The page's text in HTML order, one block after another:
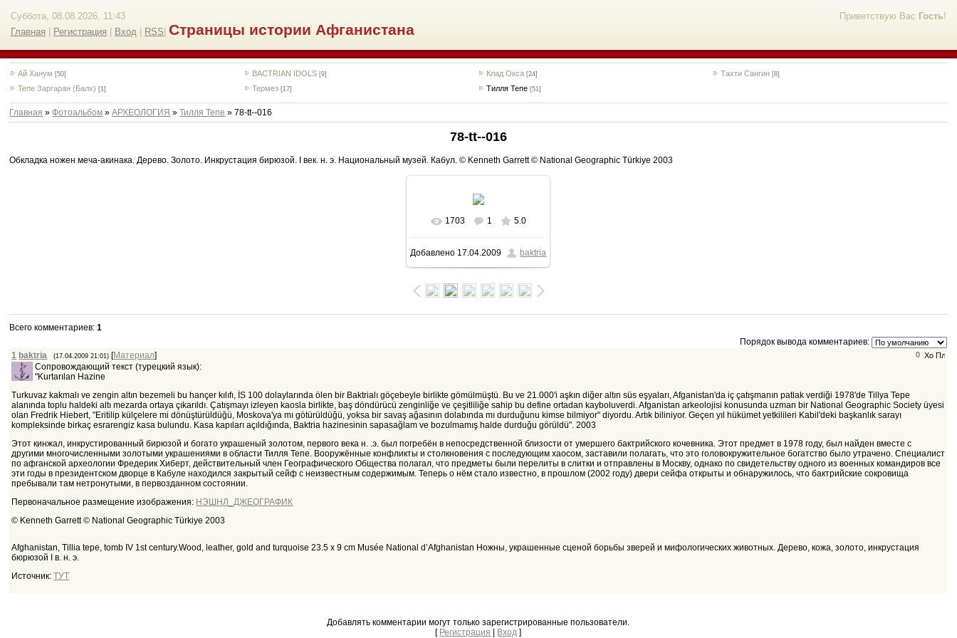
Приветствую Вас Гость!
Суббота, 08.08.2026, 11:43
Главная
Регистрация Вход RSS Страницы истории Афганистана
Ай Ханум [50] BACTRIAN IDOLS [9] Клад Окса [24] Тахти Сангин [8]
Тепе Заргаран (Балх) [1] Термез [17] Тилля Тепе [51]
Главная »Фотоальбом »АРХЕОЛОГИЯ »Тилля Тепе » 78-tt--016
78-tt--016
Обкладка ножен меча-акинака. Дерево. Золото. Инкрустация бирюзой. I век. н. э. Национальный музей. Кабул. © Kenneth Garrett © National Geographic Türkiye 2003
В реальном размере
1012x792/ 125.0Kb
1703 1 5.0
Добавлено 17.04.2009 baktria
Всего комментариев:1
Порядок вывода комментариев:
0
1 baktria (17.04.2009 21:01) [Материал]
Сопровождающий текст (турецкий язык):
"Kurtarılan Hazine
Turkuvaz kakmalı ve zengin altın bezemeli bu hançer kılıfı, İS 100 dolaylarında ölen bir Baktrialı göçebeyle birlikte gömülmüştü. Bu ve 21.000'i aşkın diğer altın süs eşyaları, Afganistan'da iç çatışmanın patlak verdiği 1978'de Tillya Tepe
alanında toplu haldeki altı mezarda ortaya çıkarıldı. Çatışmayı izleyen kaosla birlikte, baş döndürücü zenginliğe ve çeşitliliğe sahip bu define ortadan kayboluverdi. Afganistan arkeolojisi konusunda uzman bir National Geographic Society üyesi
olan Fredrik Hiebert, "Eritilip külçelere mi dönüştürüldüğü, Moskova'ya mı götürüldüğü, yoksa bir savaş ağasının dolabında mı durduğunu kimse bilmiyor" diyordu. Artık biliniyor. Geçen yıl hükümet yetkilileri Kabil'deki başkanlık sarayı
kompleksinde birkaç esrarengiz kasa bulundu. Kasa kapıları açıldığında, Baktria hazinesinin sapasağlam ve bozulmamış halde durduğu görüldü". 2003
Этот кинжал, инкрустированный бирюзой и богато украшеный золотом, первого века н. .э. был погребён в непосредственной близости от умершего бактрийского кочевника. Этот предмет в 1978 году, был найден вместе с
другими многочисленными золотыми украшениями в области Тилля Тепе. Вооружённые конфликты и столкновения с последующим хаосом, заставили полагать, что это головокружительное богатство было утрачено. Специалист
по афганской археологии Фредерик Хиберт, действительный член Географического Общества полагал, что предметы были перелиты в слитки и отправлены в Москву, однако по свидетельству одного из военных командиров все
эти годы в президентском дворце в Кабуле находился закрытый сейф с неизвестным содержимым. Теперь о нём стало известно, в прошлом (2002 году) двери сейфа открыты и обнаружилось, что бактрийские сокровища
пребывали там нетронутыми, в первозданном состоянии.
Первоначальное размещение изображения: НЭШНЛ_ДЖЕОГРАФИК
© Kenneth Garrett © National Geographic Türkiye 2003
Afghanistan, Tillia tepe, tomb IV 1st century.Wood, leather, gold and turquoise 23.5 x 9 cm Musée National d’Afghanistan Ножны, украшенные сценой борьбы зверей и мифологических животных. Дерево, кожа, золото, инкрустация
бюрюзой I в. н. э.
Источник:ТУТ
Добавлять комментарии могут только зарегистрированные пользователи.
[ Регистрация Вход ]